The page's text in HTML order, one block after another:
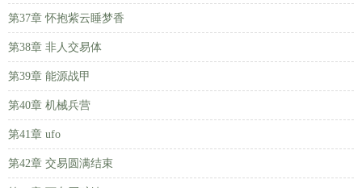
第37章 怀抱紫云睡梦香
第38章 非人交易体
第39章 能源战甲
第40章 机械兵营
第41章 ufo
第42章 交易圆满结束